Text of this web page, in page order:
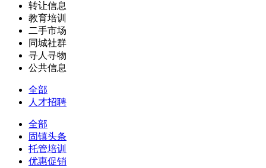
转让信息
教育培训
二手市场
同城社群
寻人寻物
公共信息
全部
人才招聘
全部
固镇头条
托管培训
优惠促销